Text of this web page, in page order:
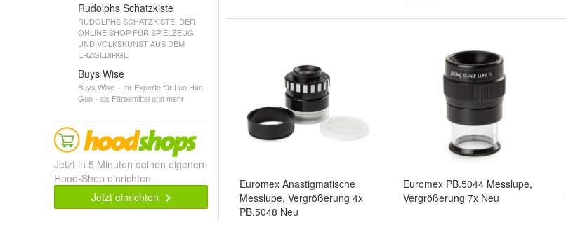
Rudolphs Schatzkiste
RUDOLPHS SCHATZKISTE, DER
ONLINE SHOP FÜR SPIELZEUG
UND VOLKSKUNST AUS DEM
ERZGEBIRGE
Buys Wise
Buys Wise – Ihr Experte für Luo Han
Guo - als Färbemittel und mehr
Jetzt in 5 Minuten deinen eigenen
Hood-Shop einrichten.
Jetzt einrichten
Euromex Anastigmatische
Messlupe, Vergrößerung 4x
PB.5048 Neu
Euromex PB.5044 Messlupe,
Vergrößerung 7x Neu